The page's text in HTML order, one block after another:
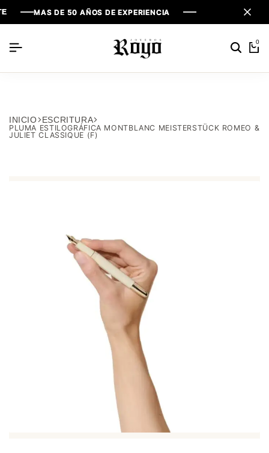
MAS DE 50 AÑOS DE EXPERIENCIA
MAS DE 50 AÑOS DE EXPERIENCIA
MAS DE 50 AÑOS DE EXPERIENCIA
0
INICIO ESCRITURA
PLUMA ESTILOGRÁFICA MONTBLANC MEISTERSTÜCK ROMEO &
JULIET CLASSIQUE (F)